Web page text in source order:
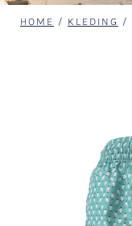
HOME / KLEDING /